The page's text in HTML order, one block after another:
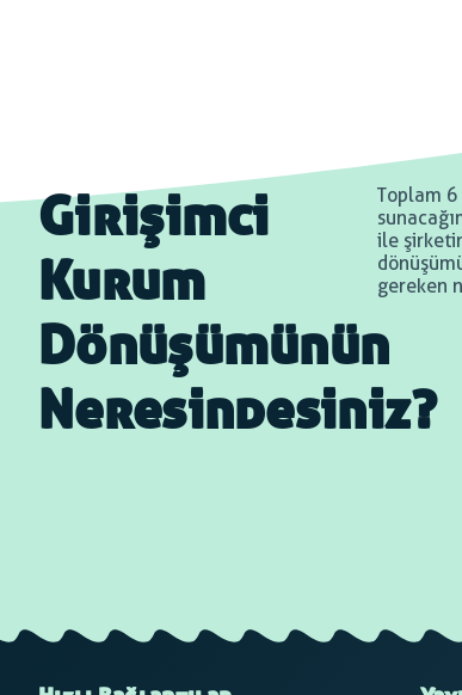
Girişimci
Kurum
Dönüşümünün
Neresindesiniz?
Toplam
ile
gereken